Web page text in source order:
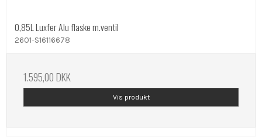
0,85L Luxfer Alu flaske m.ventil
2601-S16116678
1.595,00 DKK
Vis produkt